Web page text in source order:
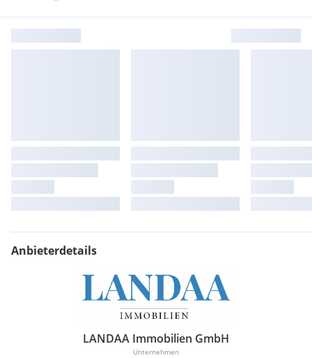
Anbieterdetails
LANDAA Immobilien GmbH
Unternehmen